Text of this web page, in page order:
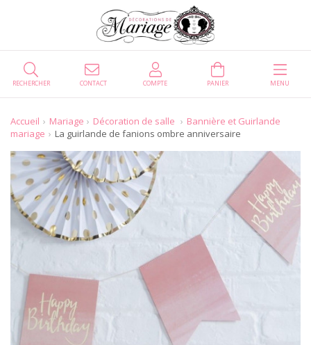
CONTACT
RECHERCHER COMPTE PANIER MENU
Accueil Mariage Décoration de salle
Bannière et Guirlande
mariage
La guirlande de fanions ombre anniversaire